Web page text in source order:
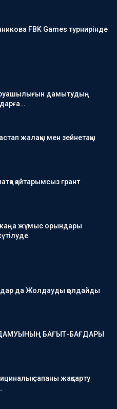
FBK Games турнирінде
дамытудың
жалақы мен зейнетақы
қайтарымсыз грант
жұмыс орындары
да Жолдауды қолдайды
БАҒЫТ-БАҒДАРЫ
сапаны жақсарту